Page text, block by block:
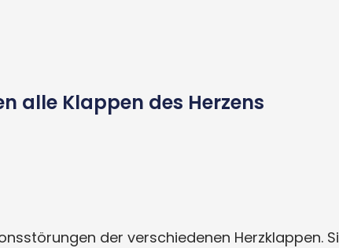
alle Klappen des Herzens
der verschiedenen Herzklappen.